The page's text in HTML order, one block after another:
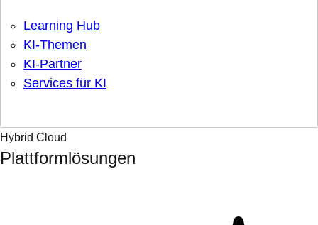
Learning Hub
KI-Themen
KI-Partner
Services für KI
Hybrid Cloud
Plattformlösungen